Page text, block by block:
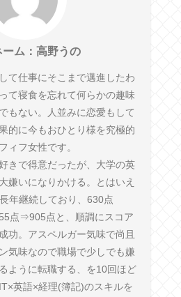
ーム：高野うの
て仕事にそこまで邁進したわ
て寝食を忘れて何らかの趣味
もない。人並みに恋愛もして
的に今もおひとり様を究極的
ィフ女性です。
きで得意だったが、大学の英
嫌いになりかける。とはいえ
年継続しており、630点
点⇒905点と、順調にスコア
功。アスペルガー気味で尚且
気味なので職場で少しでも嫌
ように転職する、を10回ほど
英語×経理(簿記)のスキルを